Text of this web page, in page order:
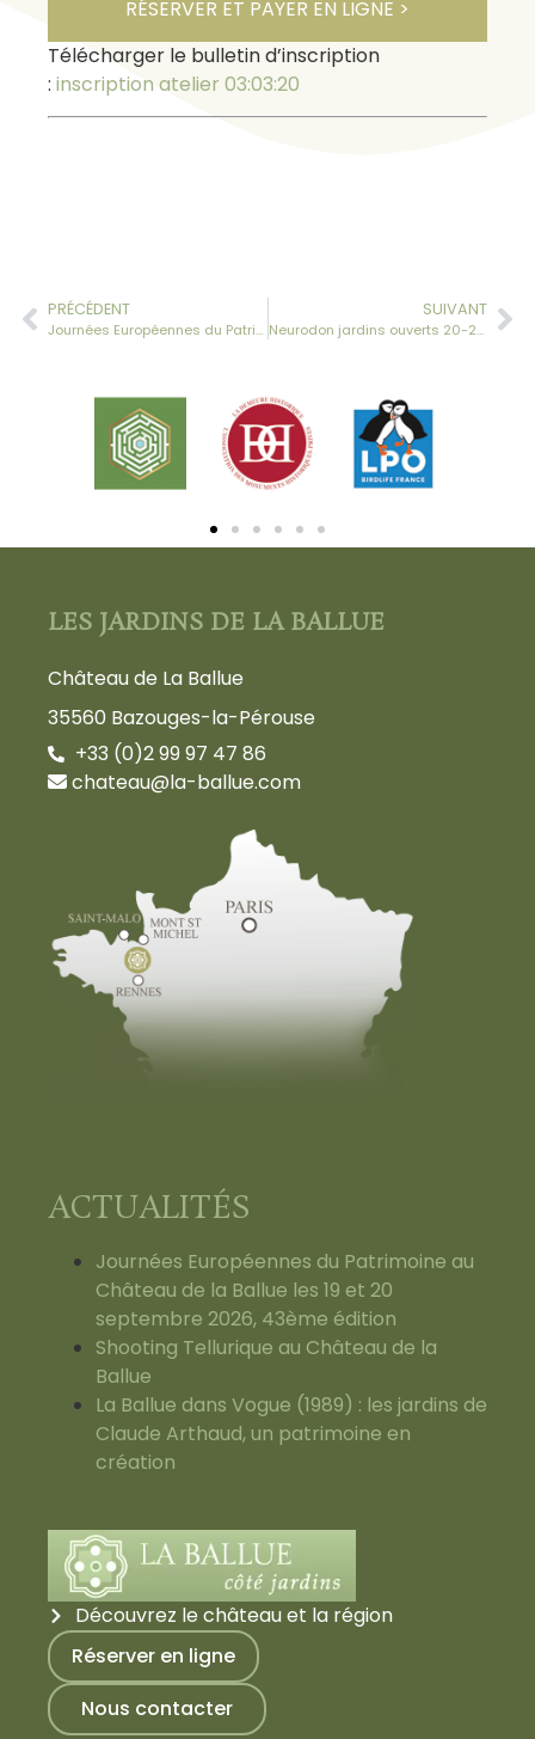
RÉSERVER ET PAYER EN LIGNE >
Télécharger le bulletin d’inscription
: inscription atelier 03:03:20
PRÉCÉDENT
Journées Européennes du Patrimoine 2019
SUIVANT
Neurodon jardins ouverts 20-21 juin 2020
LES JARDINS DE LA BALLUE
Château de La Ballue
35560 Bazouges-la-Pérouse
+33 (0)2 99 97 47 86
chateau@la-ballue.com
ACTUALITÉS
Journées Européennes du Patrimoine au
Château de la Ballue les 19 et 20
septembre 2026, 43ème édition
Shooting Tellurique au Château de la
Ballue
La Ballue dans Vogue (1989) : les jardins de
Claude Arthaud, un patrimoine en
création
Découvrez le château et la région
Réserver en ligne
Nous contacter